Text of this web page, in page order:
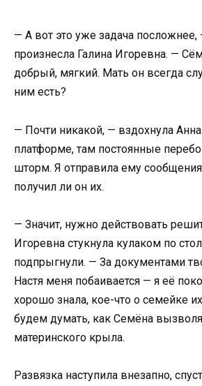
— А вот это уже задача
произнесла Галина Игоревна. —
добрый, мягкий. Мать он всегда
ним есть?
— Почти никакой, — вздохнула
платформе, там постоянные
шторм. Я отправила ему
получил ли он их.
— Значит, нужно действовать
Игоревна стукнула кулаком по
подпрыгнули. — За документами
Настя меня побаивается — я её
хорошо знала, кое-что о семейке
будем думать, как Семёна
материнского крыла.
Развязка наступила внезапно,